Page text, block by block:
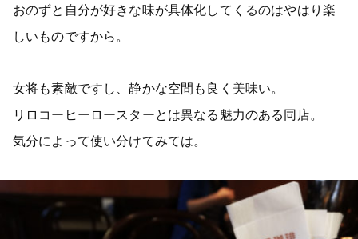
おのずと自分が好きな味が具体化してくるのはやはり楽
しいものですから。
女将も素敵ですし、静かな空間も良く美味い。
リロコーヒーロースターとは異なる魅力のある同店。
気分によって使い分けてみては。